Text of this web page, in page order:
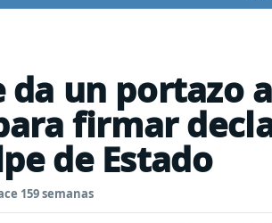
da un portazo
firmar
de Estado
159 semanas